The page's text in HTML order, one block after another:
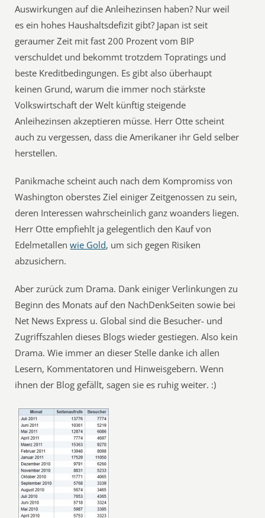
Auswirkungen auf die Anleihezinsen haben? Nur weil
es ein hohes Haushaltsdefizit gibt? Japan ist seit
geraumer Zeit mit fast 200 Prozent vom BIP
verschuldet und bekommt trotzdem Topratings und
beste Kreditbedingungen. Es gibt also überhaupt
keinen Grund, warum die immer noch stärkste
Volkswirtschaft der Welt künftig steigende
Anleihezinsen akzeptieren müsse. Herr Otte scheint
auch zu vergessen, dass die Amerikaner ihr Geld selber
herstellen.
Panikmache scheint auch nach dem Kompromiss von
Washington oberstes Ziel einiger Zeitgenossen zu sein,
deren Interessen wahrscheinlich ganz woanders liegen.
Herr Otte empfiehlt ja gelegentlich den Kauf von
Edelmetallenwie Gold, um sich gegen Risiken
abzusichern.
Aber zurück zum Drama. Dank einiger Verlinkungen zu
Beginn des Monats auf den NachDenkSeiten sowie bei
Net News Express u. Global sind die Besucher- und
Zugriffszahlen dieses Blogs wieder gestiegen. Also kein
Drama. Wie immer an dieser Stelle danke ich allen
Lesern, Kommentatoren und Hinweisgebern. Wenn
ihnen der Blog gefällt, sagen sie es ruhig weiter. :)